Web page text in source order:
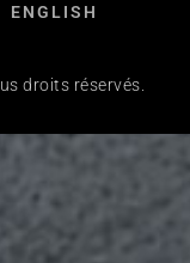
ENGLISH
droits réservés.